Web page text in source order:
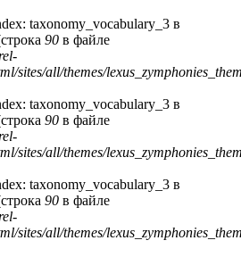
taxonomy_vocabulary_3 в
90 в файле
sites/all/themes/
taxonomy_vocabulary_3 в
90 в файле
sites/all/themes/
taxonomy_vocabulary_3 в
90 в файле
sites/all/themes/